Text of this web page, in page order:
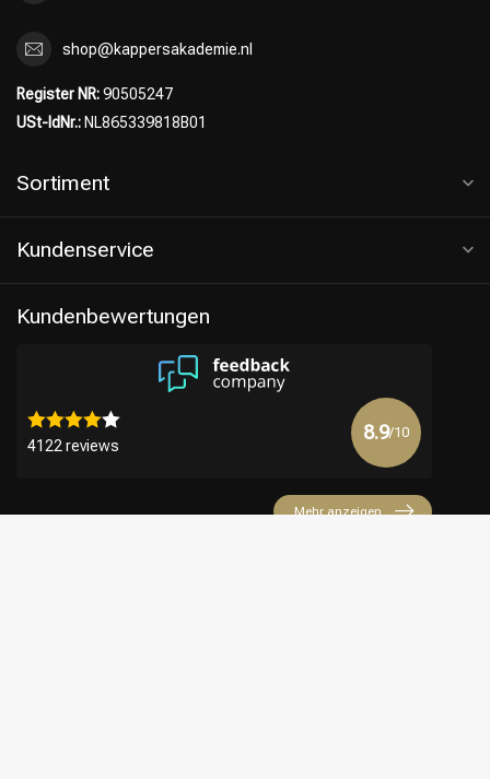
shop@kappersakademie.nl
Register NR:90505247
USt-IdNr.: NL865339818B01
Sortiment
Kundenservice
Kundenbewertungen
4122 reviews
8.9/10
Mehr anzeigen